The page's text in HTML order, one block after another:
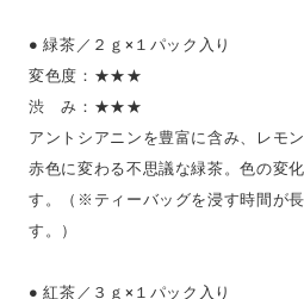
● 緑茶／２ｇ×１パック入り
変色度：★★★
渋 み：★★★
アントシアニンを豊富に含み、レモ
赤色に変わる不思議な緑茶。色の変
す。（※ティーバッグを浸す時間が
す。）
● 紅茶／３ｇ×１パック入り